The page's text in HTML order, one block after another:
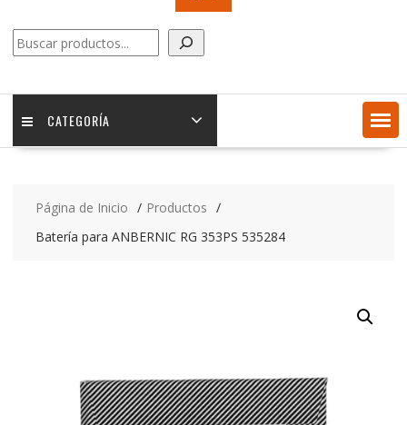
Buscar
CATEGORÍA
Página de Inicio
Productos
Batería para ANBERNIC RG 353PS 535284